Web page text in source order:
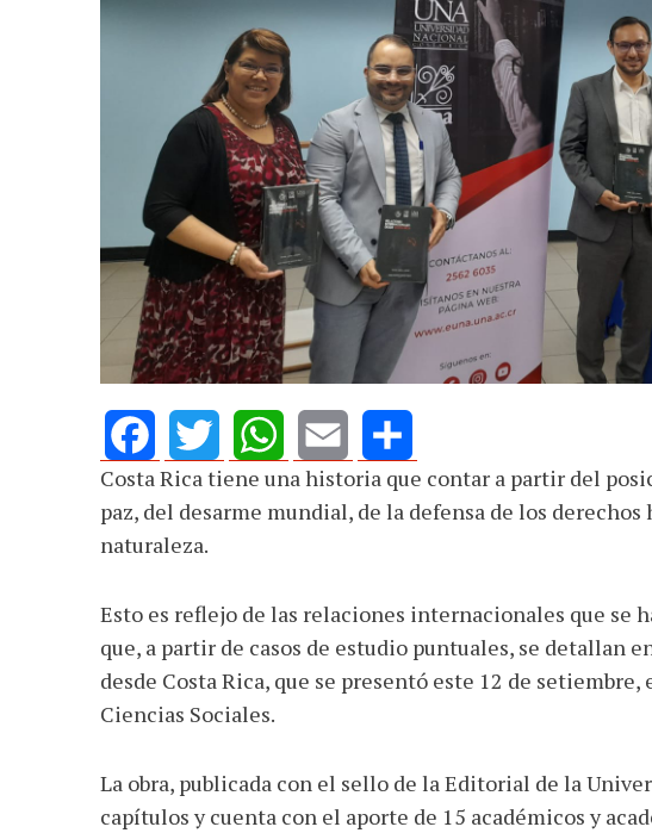
FacebookTwitterWhatsAppEmail Share
Costa Rica tiene una historia que contar a partir del
paz, del desarme mundial, de la defensa de los
naturaleza.
Esto es reflejo de las relaciones internacionales que se
que, a partir de casos de estudio puntuales, se detallan
desde Costa Rica, que se presentó este 12 de
Ciencias Sociales.
La obra, publicada con el sello de la Editorial de la
capítulos y cuenta con el aporte de 15 académicos y
AGOSTO 05, 2026
Consejo Universitario llama a
defender la democracia